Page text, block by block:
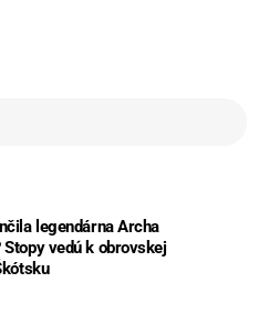
legendárna Archa
vedú k obrovskej